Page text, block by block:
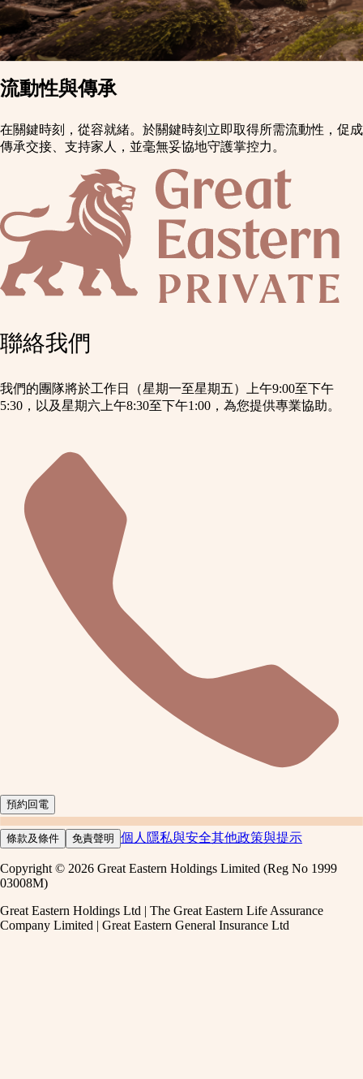
流動性與傳承
在關鍵時刻，從容就緒。於關鍵時刻立即取得所需流動性，促成
傳承交接、支持家人，並毫無妥協地守護掌控力。
聯絡我們
我們的團隊將於工作日（星期一至星期五）上午9:00至下午
5:30，以及星期六上午8:30至下午1:00，為您提供專業協助。
預約回電
條款及條件 免責聲明 個人隱私與安全其他政策與提示
Copyright © 2026 Great Eastern Holdings Limited (Reg No 1999
03008M)
Great Eastern Holdings Ltd | The Great Eastern Life Assurance
Company Limited | Great Eastern General Insurance Ltd